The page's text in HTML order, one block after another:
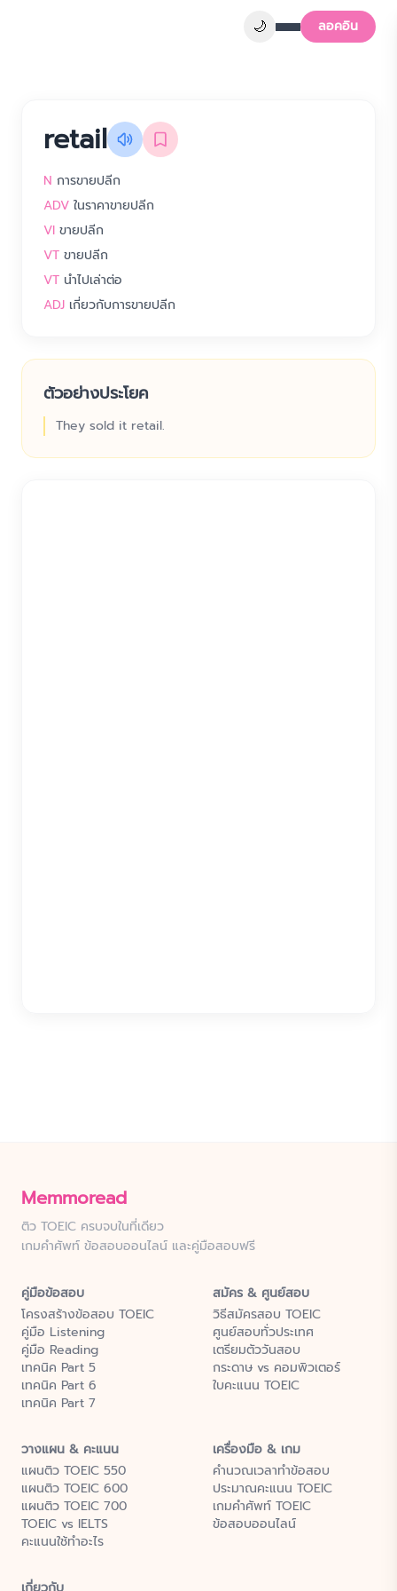
🌙 ลอคอิน
retail
N การขายปลีก
ADV ในราคาขายปลีก
VI ขายปลีก
VT ขายปลีก
VT นำไปเล่าต่อ
ADJ เกี่ยวกับการขายปลีก
ตัวอย่างประโยค
They sold it retail.
Memmoread
ติว TOEIC ครบจบในที่เดียว
เกมคำศัพท์ ข้อสอบออนไลน์ และคู่มือสอบฟรี
คู่มือข้อสอบ
โครงสร้างข้อสอบ TOEIC
คู่มือ Listening
คู่มือ Reading
เทคนิค Part 5
เทคนิค Part 6
เทคนิค Part 7
สมัคร & ศูนย์สอบ
วิธีสมัครสอบ TOEIC
ศูนย์สอบทั่วประเทศ
เตรียมตัววันสอบ
กระดาษ vs คอมพิวเตอร์
ใบคะแนน TOEIC
วางแผน & คะแนน
แผนติว TOEIC 550
แผนติว TOEIC 600
แผนติว TOEIC 700
TOEIC vs IELTS
คะแนนใช้ทำอะไร
เครื่องมือ & เกม
คำนวณเวลาทำข้อสอบ
ประมาณคะแนน TOEIC
เกมคำศัพท์ TOEIC
ข้อสอบออนไลน์